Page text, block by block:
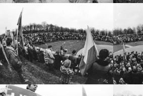
„Tegul sklinda tautoje Vlado Pūtvio
Kelyje į nepriklausomą
Pūtvio veikla lietuvių
Vladas Putvinskis-Pūtvis –
kūrėjas ir ideologas
Šilo Pavėžupio ir Graužikų
šeimos ūkiai